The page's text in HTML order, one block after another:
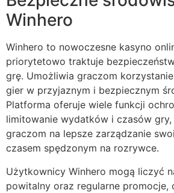
Winhero
Winhero to nowoczesne kasyno
priorytetowo traktuje
grę. Umożliwia graczom
gier w przyjaznym i bezpiecznym
Platforma oferuje wiele funkcji
limitowanie wydatków i czasów
graczom na lepsze zarządzanie
czasem spędzonym na rozrywce.
Użytkownicy Winhero mogą liczyć
powitalny oraz regularne promocje,